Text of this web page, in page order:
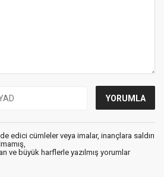
edici cümleler veya imalar, inançlara saldırı
ve büyük harflerle yazılmış yorumlar